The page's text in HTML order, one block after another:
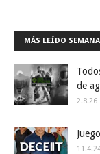
MÁS LEÍDO
de
2.8.26